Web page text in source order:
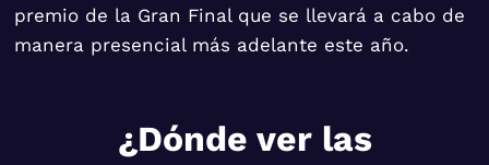
premio de la Gran Final que se llevará a cabo de
manera presencial más adelante este año.
¿Dónde ver las